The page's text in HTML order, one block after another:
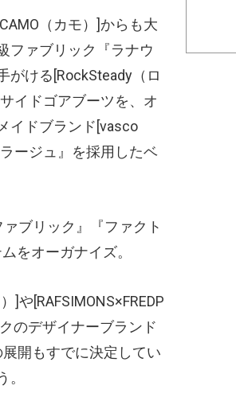
（カモ） ]からも大
ファブリック『ラナウ
がける[RockSteady （ロ
イドゴアブーツを、オ
イドブランド[vasco
ージュ』を採用したベ
ブリック』『ファクト
をオーガナイズ。
]や[RAFSIMONS×FREDP
のデザイナーブランド
展開もすでに決定してい